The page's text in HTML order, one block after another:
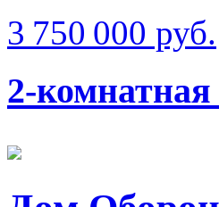
3 750 000 руб.
2-